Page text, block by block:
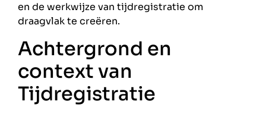
en de werkwijze van tijdregistratie om
draagvlak te creëren.
Achtergrond en
context van
Tijdregistratie